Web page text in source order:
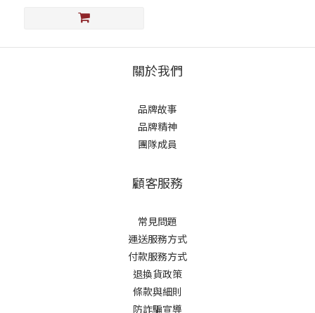
關於我們
品牌故事
品牌精神
團隊成員
顧客服務
常見問題
運送服務方式
付款服務方式
退換貨政策
條款與細則
防詐騙宣導